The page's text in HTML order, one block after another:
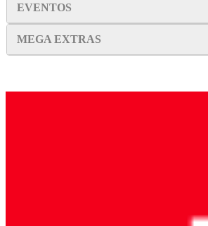
EVENTOS
MEGA EXTRAS